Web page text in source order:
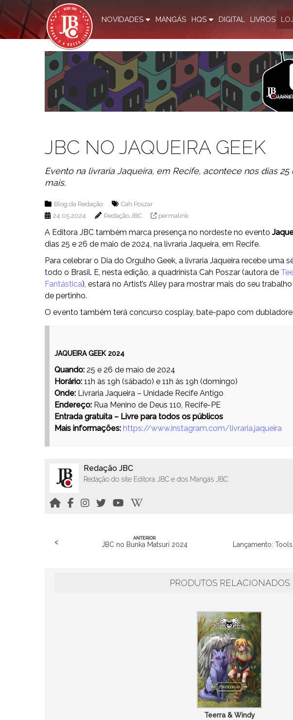
NOVIDADES MANGÁS HQS DIGITAL LIVROS
JBC NO JAQUEIRA GEEK
Evento na livraria Jaqueira, em Recife, acontece nos dias 25
mais.
Blog da Redação
Cah Poszar
24.05.2024
Redação JBC permalink
A Editora JBC também marca presença no nordeste no evento
dias 25 e 26 de maio de 2024, na livraria Jaqueira, em Recife.
Para celebrar o Dia do Orgulho Geek, a livraria Jaqueira recebe uma
todo o Brasil. E, nesta edição, a quadrinista Cah Poszar (autora de
Fantástica), estará no Artist’s Alley para mostrar mais do seu
de pertinho.
O evento também terá concurso cosplay, bate-papo com
JAQUEIRA GEEK 2024
Quando: 25 e 26 de maio de 2024
Horário: 11h às 19h (sábado) e 11h às 19h (domingo)
Onde: Livraria Jaqueira – Unidade Recife Antigo
Endereço: Rua Menino de Deus 110, Recife-PE
Entrada gratuita – Livre para todos os públicos
Mais informações: https://www.instagram.com/livraria.jaqueira
Redação JBC
Redação do site Editora JBC e dos Mangás JBC
< ANTERIOR
JBC no Bunka Matsuri 2024 Lançamento:
PRODUTOS RELACIONADOS
Teerra & Windy